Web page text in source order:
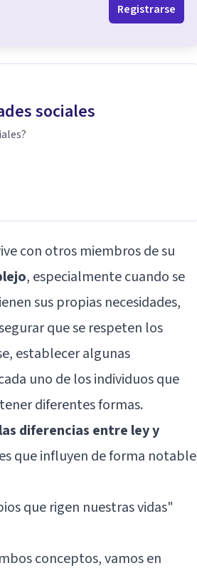
Registrarse
sociales
con otros miembros de su
, especialmente cuando se
sus propias necesidades,
que se respeten los
establecer algunas
uno de los individuos que
diferentes formas.
las diferencias entre ley y
que influyen de forma notable
que rigen nuestras vidas"
conceptos, vamos en